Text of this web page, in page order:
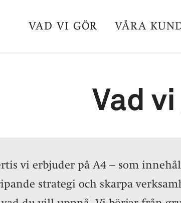
VAD VI GÖR VÅRA
Vad
vi erbjuder på A4 – som
strategi och skarpa